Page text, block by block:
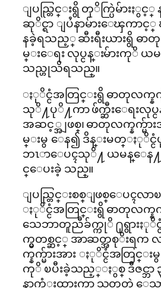
ျပည္တြင္းရွိ တုိက္ပြဲမ်ား
ဆုိင္ရာ ျပႆနာမ်ားေၾက
နခဲ့ရသည့္ ဆီးရီးယားရွိ ဓာတု
မ္းေရး လုပ္ငန္းမ်ားကုိ ယ
သည္ဟုသိရသည္။
ႏုိင္ငံအတြင္းရွိ ဓာတုလက္နက္
သုိ႔ပုိ႔ကာ ဖ်က္ဆီးေရးလုပ္င
အဆင့္အျဖစ္၊ ဓာတုလက္နက္မ်ားအ
မ္းမွ ေန၍ ဒိန္းမတ္ႏုိင္ငံပုိ
ဘၤာေပၚသုိ႔ ယမန္ေန
င္ေပးခဲ့ သည္။
ျပည္တြင္းစစ္ျဖစ္ေပၚလ
ႏုိင္ငံအတြင္းရွိ ဓာတုလက္န
သေဘာတူညီခ်က္ကုိ ႐ုရွားႏုိ
က္မွတစ္ဆင့္ အာဆတ္အစုိးရက
က္နက္မ်ားအား ႏုိင္ငံအတြင္
ကုိ ၿပီးခဲ့သည့္ႏွစ္ ဒီဇင္ဘာ
နာက္ဆံုးထားကာ သတ္မွတ္ခဲ့ေ